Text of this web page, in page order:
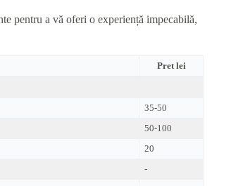
pentru a vă oferi o experiență impecabilă,
Pret lei
35-50
50-100
20
-